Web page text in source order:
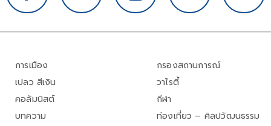
การเมือง
เปลว สีเงิน
คอลัมนิสต์
บทความ
กรองสถานการณ์
วาไรตี้
กีฬา
ท่องเที่ยว – ศิลปวัฒนธรรม